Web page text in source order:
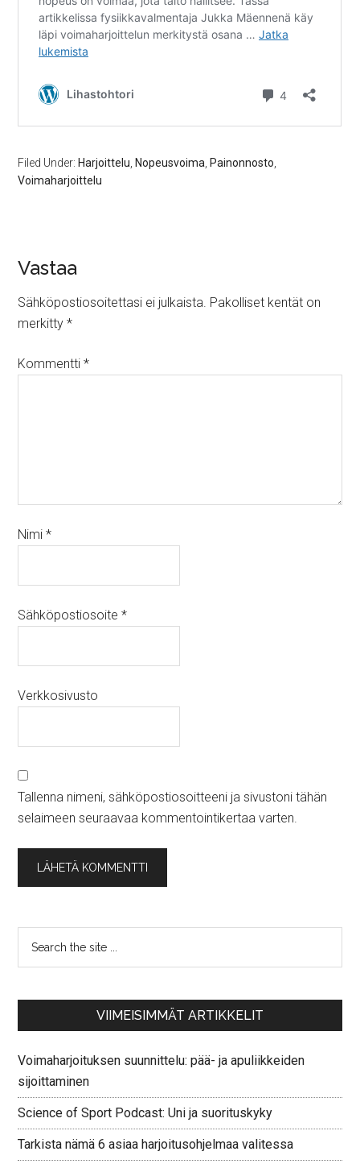
Filed Under: Harjoittelu Nopeusvoima Painonnosto
Voimaharjoittelu
Vastaa
Sähköpostiosoitettasi ei julkaista. Pakolliset kentät on
merkitty*
Kommentti*
Nimi*
Sähköpostiosoite*
Verkkosivusto
Tallenna nimeni, sähköpostiosoitteeni ja sivustoni tähän
selaimeen seuraavaa kommentointikertaa varten.
VIIMEISIMMÄT ARTIKKELIT
Voimaharjoituksen suunnittelu: pää- ja apuliikkeiden
sijoittaminen
Science of Sport Podcast: Uni ja suorituskyky
Tarkista nämä 6 asiaa harjoitusohjelmaa valitessa